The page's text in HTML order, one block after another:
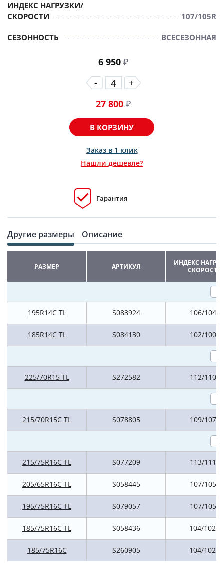
ИНДЕКС НАГРУЗКИ/
СКОРОСТИ
107/105R
СЕЗОННОСТЬ ВСЕСЕЗОННАЯ
6 950₽
-
+
27 800 ₽
В КОРЗИНУ
Заказ в 1 клик
Нашли дешевле?
Гарантия
Другие размеры Описание
РАЗМЕР АРТИКУЛ
ИНДЕКС
СКОРОСТИ
195R14C TL S083924 106/104R
185R14C TL S084130 102/100R
225/70R15 TL S272582 112/110R
215/70R15C TL S078805 109/107R
215/75R16C TL S077209 113/111R
205/65R16C TL S058445 107/105R
195/75R16C TL S079057 107/105R
185/75R16C TL S058436 104/102Q
185/75R16C S260905 104/102Q